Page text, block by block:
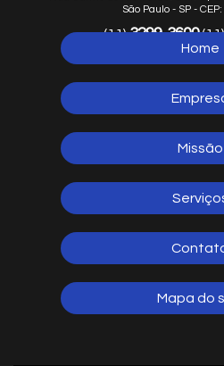
São Paulo - SP -
(11)3299-3600
5641-
Home
Missão
Mapa do